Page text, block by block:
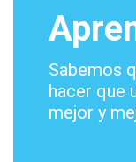
Sabemos
hacer que
mejor y